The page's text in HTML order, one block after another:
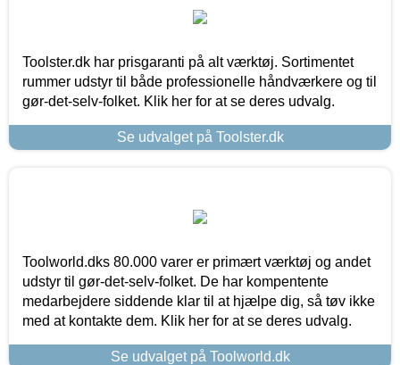
Toolster.dk har prisgaranti på alt værktøj. Sortimentet
rummer udstyr til både professionelle håndværkere og til
gør-det-selv-folket. Klik her for at se deres udvalg.
Se udvalget på Toolster.dk
Toolworld.dks 80.000 varer er primært værktøj og andet
udstyr til gør-det-selv-folket. De har kompentente
medarbejdere siddende klar til at hjælpe dig, så tøv ikke
med at kontakte dem. Klik her for at se deres udvalg.
Se udvalget på Toolworld.dk